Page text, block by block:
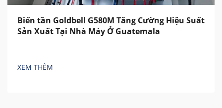
Biến tần Goldbell G580M Tăng Cường Hiệu Suất
Sản Xuất Tại Nhà Máy Ở Guatemala
XEM THÊM